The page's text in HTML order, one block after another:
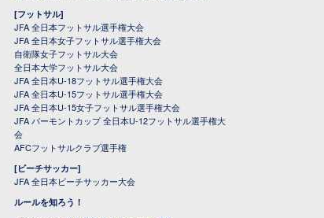
[フットサル]
JFA 全日本フットサル選手権大会
JFA 全日本女子フットサル選手権大会
自衛隊女子フットサル大会
全日本大学フットサル大会
JFA 全日本U-18フットサル選手権大会
JFA 全日本U-15フットサル選手権大会
JFA 全日本U-15女子フットサル選手権大会
JFA バーモントカップ 全日本U-12フットサル選手権大
会
AFCフットサルクラブ選手権
[ビーチサッカー]
JFA 全日本ビーチサッカー大会
ルールを知ろう！